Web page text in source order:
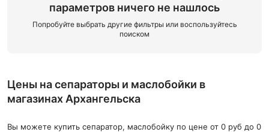
параметров ничего не нашлось
Попробуйте выбрать другие фильтры или воспользуйтесь
поиском
Цены на сепараторы и маслобойки в
магазинах Архангельска
Вы можете купить сепаратор, маслобойку по цене от 0 руб до 0